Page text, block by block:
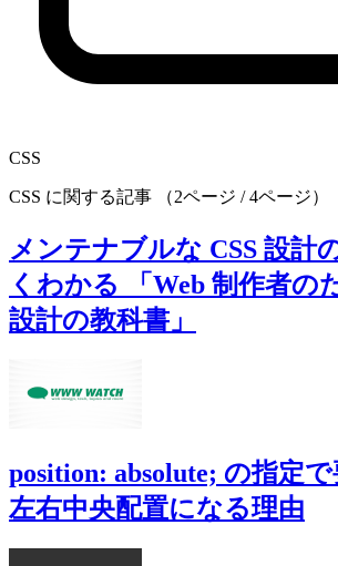
CSS
CSS に関する記事 （2ページ / 4ページ）
メンテナブルな CSS 設計
くわかる 「Web 制作者の
設計の教科書」
position: absolute; の指定
左右中央配置になる理由